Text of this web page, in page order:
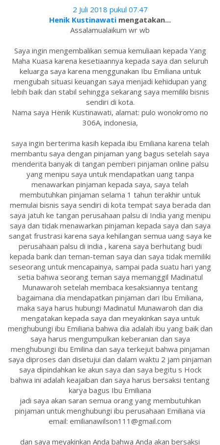
2 Juli 2018 pukul 07.47
Henik Kustinawati mengatakan...
Assalamualaikum wr wb
Saya ingin mengembalikan semua kemuliaan kepada Yang
Maha Kuasa karena kesetiaannya kepada saya dan seluruh
keluarga saya karena menggunakan Ibu Emiliana untuk
mengubah situasi keuangan saya menjadi kehidupan yang
lebih baik dan stabil sehingga sekarang saya memiliki bisnis
sendiri di kota.
Nama saya Henik Kustinawati, alamat: pulo wonokromo no
306A, indonesia,
saya ingin berterima kasih kepada ibu Emiliana karena telah
membantu saya dengan pinjaman yang bagus setelah saya
menderita banyak di tangan pemberi pinjaman online palsu
yang menipu saya untuk mendapatkan uang tanpa
menawarkan pinjaman kepada saya, saya telah
membutuhkan pinjaman selama 1 tahun terakhir untuk
memulai bisnis saya sendiri di kota tempat saya berada dan
saya jatuh ke tangan perusahaan palsu di India yang menipu
saya dan tidak menawarkan pinjaman kepada saya dan saya
sangat frustrasi karena saya kehilangan semua uang saya ke
perusahaan palsu di india , karena saya berhutang budi
kepada bank dan teman-teman saya dan saya tidak memiliki
seseorang untuk mencapainya, sampai pada suatu hari yang
setia bahwa seorang teman saya memanggil Madinatul
Munawaroh setelah membaca kesaksiannya tentang
bagaimana dia mendapatkan pinjaman dari Ibu Emiliana,
maka saya harus hubungi Madinatul Munawaroh dan dia
mengatakan kepada saya dan meyakinkan saya untuk
menghubungi ibu Emiliana bahwa dia adalah ibu yang baik dan
saya harus mengumpulkan keberanian dan saya
menghubungi ibu Emilina dan saya terkejut bahwa pinjaman
saya diproses dan disetujui dan dalam waktu 2 jam pinjaman
saya dipindahkan ke akun saya dan saya begitu s Hock
bahwa ini adalah keajaiban dan saya harus bersaksi tentang
karya bagus Ibu Emiliana
jadi saya akan saran semua orang yang membutuhkan
pinjaman untuk menghubungi ibu perusahaan Emiliana via
email: emilianawilson111@gmail.com
dan saya meyakinkan Anda bahwa Anda akan bersaksi